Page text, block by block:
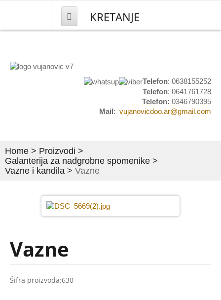
Telefon: 0638155252
Telefon: 0641761728
Telefon: 0346790395
Mail: vujanovicdoo.ar@gmail.com
KRETANJE
PROIZVODI
Grbovi i plakete
Umetnički predmeti
Pločice za ulazna vrata
Galanterija za nadgrobne spomenike
Slova i brojevi
Home > Proizvodi >
Galanterija za nadgrobne spomenike >
Vazne i kandila > Vazne
Vazne
Šifra proizvoda:630